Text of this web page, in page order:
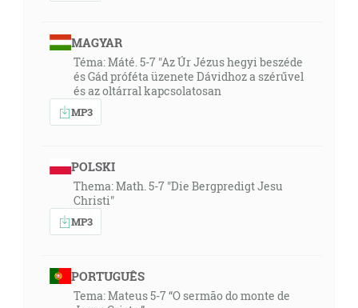
MAGYAR
Téma: Máté. 5-7 "Az Úr Jézus hegyi beszéde
és Gád próféta üzenete Dávidhoz a szérűvel
és az oltárral kapcsolatosan
MP3
POLSKI
Thema: Math. 5-7 "Die Bergpredigt Jesu
Christi"
MP3
PORTUGUÊS
Tema: Mateus 5-7 “O sermão do monte de